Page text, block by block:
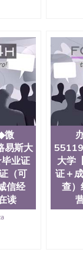
证（San Jose
证（San Jose
证（San Jose
证（San Jose
历证书（San
业找人做文凭学
文凭/购买澳洲大
做文凭学位qq微信
购买澳洲大学毕业
认证】线上★毕业
雅思托福成绩单/
微
易斯大
业证
（可
信经
读
大学
证＋
查）